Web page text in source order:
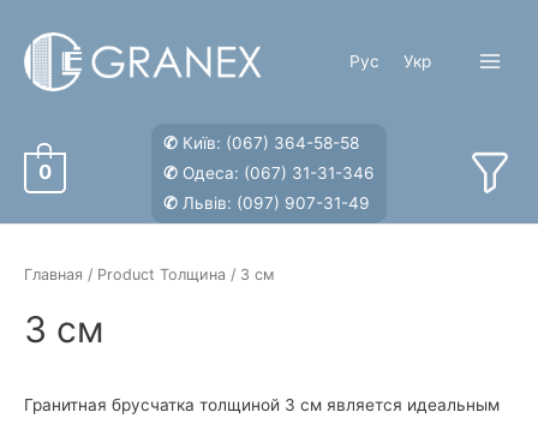
содержимому
Рус Укр
0
✆ Київ: (067) 364-58-58
✆ Одеса: (067) 31-31-346
✆ Львів: (097) 907-31-49
Главная / Product Толщина / 3 см
3 см
Гранитная брусчатка толщиной 3 см является идеальным